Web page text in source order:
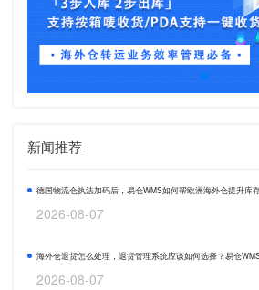
新闻推荐
德国物流仓执法加码后，易仓WMS如何帮欧洲海外仓提升库
2026-08-07
海外仓退货怎么处理，退货管理系统应该如何选择？易仓
2026-08-07